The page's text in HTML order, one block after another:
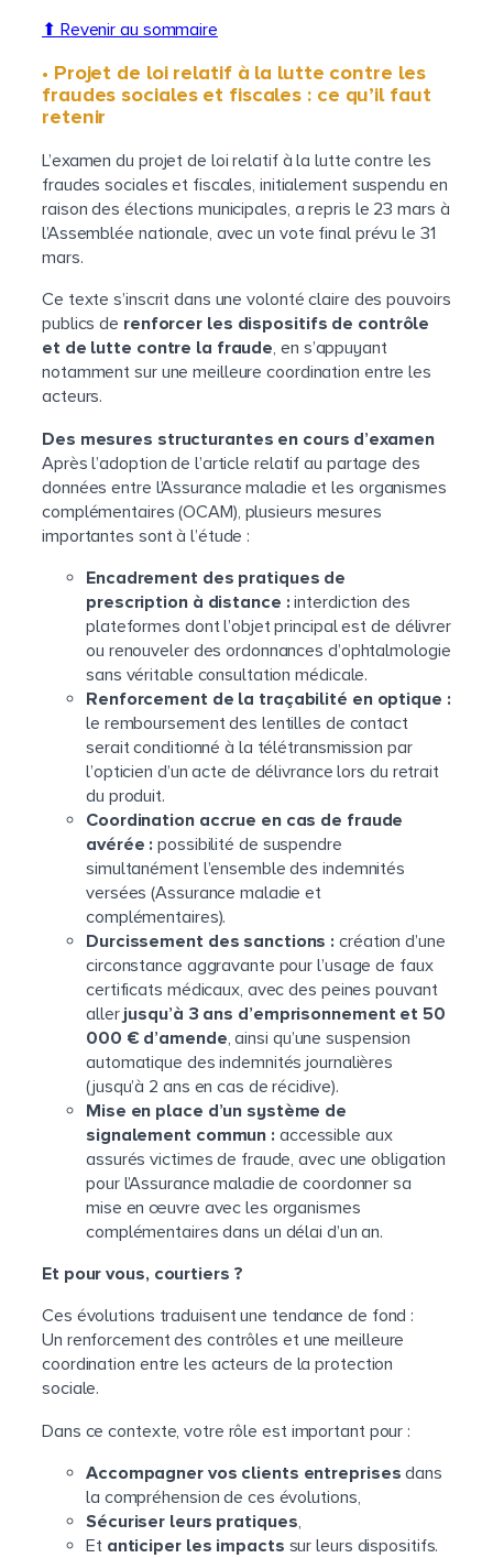
⬆ Revenir au sommaire
• Projet de loi relatif à la lutte contre les
fraudes sociales et fiscales : ce qu’il faut
retenir
L’examen du projet de loi relatif à la lutte contre les
fraudes sociales et fiscales, initialement suspendu en
raison des élections municipales, a repris le 23 mars à
l’Assemblée nationale, avec un vote final prévu le 31
mars.
Ce texte s’inscrit dans une volonté claire des pouvoirs
publics de renforcer les dispositifs de contrôle
et de lutte contre la fraude, en s’appuyant
notamment sur une meilleure coordination entre les
acteurs.
Des mesures structurantes en cours d’examen
Après l’adoption de l’article relatif au partage des
données entre l’Assurance maladie et les organismes
complémentaires (OCAM), plusieurs mesures
importantes sont à l’étude :
Encadrement des pratiques de
prescription à distance : interdiction des
plateformes dont l’objet principal est de délivrer
ou renouveler des ordonnances d’ophtalmologie
sans véritable consultation médicale.
Renforcement de la traçabilité en optique :
le remboursement des lentilles de contact
serait conditionné à la télétransmission par
l’opticien d’un acte de délivrance lors du retrait
du produit.
Coordination accrue en cas de fraude
avérée : possibilité de suspendre
simultanément l’ensemble des indemnités
versées (Assurance maladie et
complémentaires).
Durcissement des sanctions : création d’une
circonstance aggravante pour l’usage de faux
certificats médicaux, avec des peines pouvant
aller jusqu’à 3 ans d’emprisonnement et 50
000 € d’amende, ainsi qu’une suspension
automatique des indemnités journalières
(jusqu’à 2 ans en cas de récidive).
Mise en place d’un système de
signalement commun : accessible aux
assurés victimes de fraude, avec une obligation
pour l’Assurance maladie de coordonner sa
mise en œuvre avec les organismes
complémentaires dans un délai d’un an.
Et pour vous, courtiers ?
Ces évolutions traduisent une tendance de fond :
Un renforcement des contrôles et une meilleure
coordination entre les acteurs de la protection
sociale.
Dans ce contexte, votre rôle est important pour :
Accompagner vos clients entreprises dans
la compréhension de ces évolutions,
Sécuriser leurs pratiques,
Et anticiper les impacts sur leurs dispositifs.